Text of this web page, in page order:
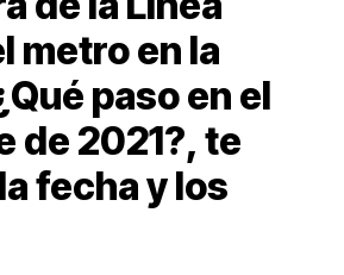
metro en la
paso en el
de 2021?, te
fecha y los